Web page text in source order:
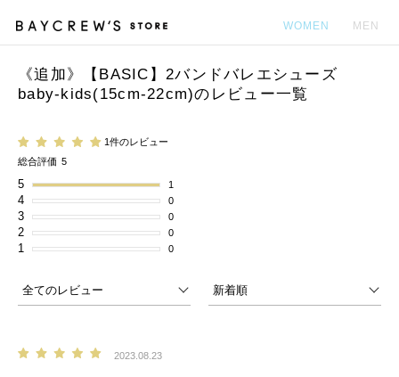
WOMEN MEN
《追加》【BASIC】2バンドバレエシューズ
baby-kids(15cm-22cm)のレビュー一覧
1件のレビュー
総合評価 5
5 1
4 0
3 0
2 0
1 0
2023.08.23